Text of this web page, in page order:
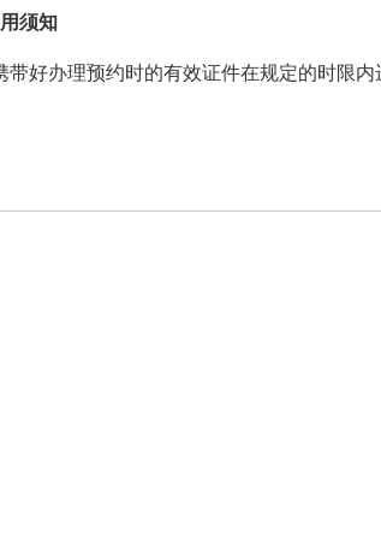
须知
带好办理预约时的有效证件在规定的时限内